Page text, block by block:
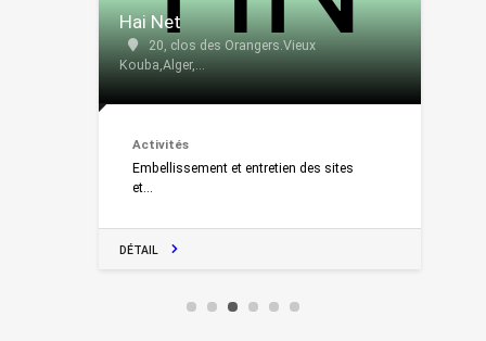
Hai Net
20, clos des Orangers.Vieux
Kouba,Alger,...
Activités
Embellissement et entretien des sites
et...
DÉTAIL